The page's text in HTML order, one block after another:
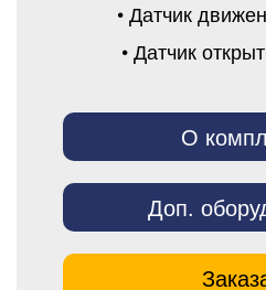
• Датчик
• Датчик
О
Доп.